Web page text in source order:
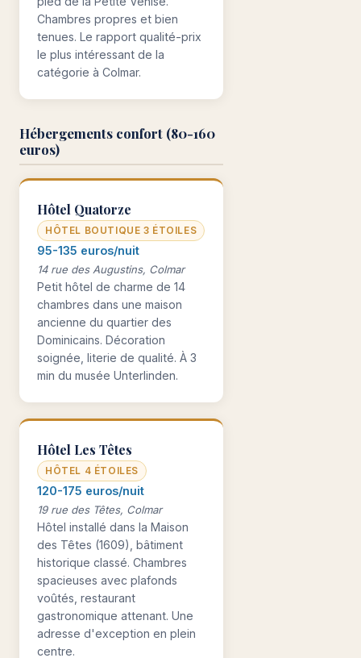
Chambres propres et bien
tenues. Le rapport qualité-prix
le plus intéressant de la
catégorie à Colmar.
Hébergements confort (80-160
euros)
Hôtel Quatorze
HÔTEL BOUTIQUE 3 ÉTOILES
95-135 euros/nuit
14 rue des Augustins, Colmar
Petit hôtel de charme de 14
chambres dans une maison
ancienne du quartier des
Dominicains. Décoration
soignée, literie de qualité. À 3
min du musée Unterlinden.
Hôtel Les Têtes
HÔTEL 4 ÉTOILES
120-175 euros/nuit
19 rue des Têtes, Colmar
Hôtel installé dans la Maison
des Têtes (1609), bâtiment
historique classé. Chambres
spacieuses avec plafonds
voûtés, restaurant
gastronomique attenant. Une
adresse d'exception en plein
centre.